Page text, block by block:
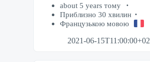
about 5 years тому
Приблизно 30 хвилин
Французькою мовою
2021-06-